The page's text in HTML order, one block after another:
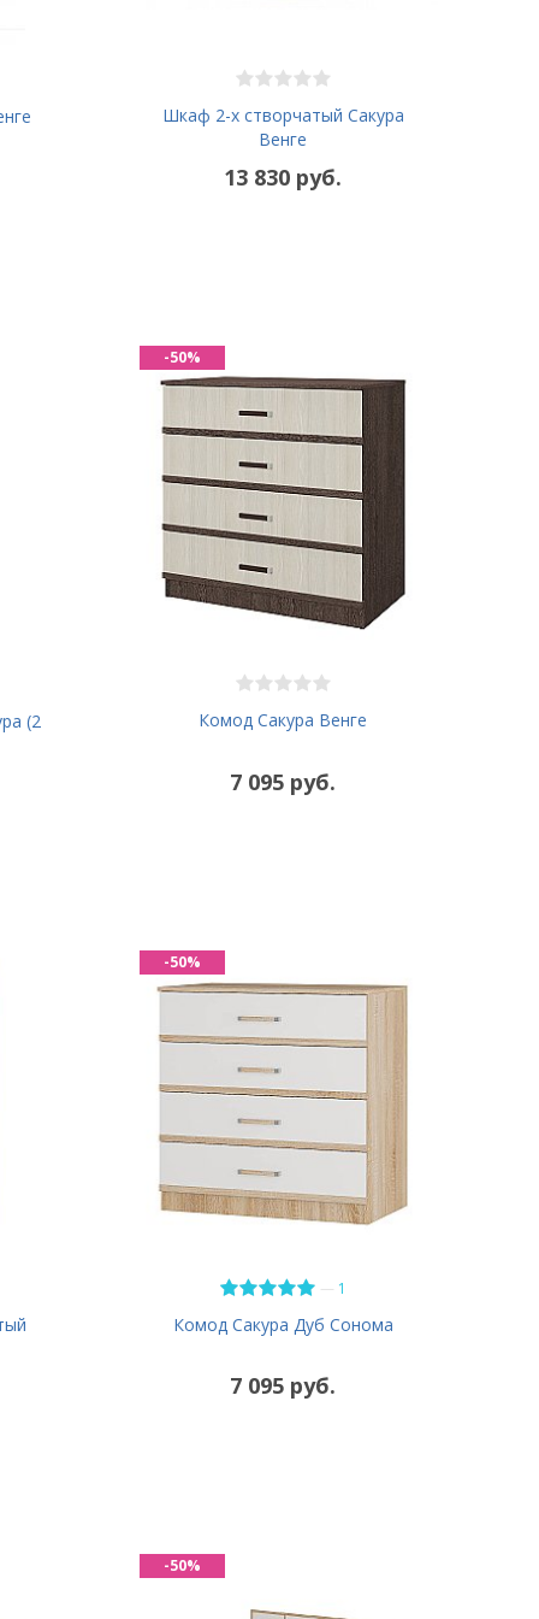
Шкаф 2-х створчатый Сакура
Венге
13 830 руб.
(2 Комод Сакура Венге
7 095 руб.
-50%
— 1
Комод Сакура Дуб Сонома
7 095 руб.
-50%
-50%